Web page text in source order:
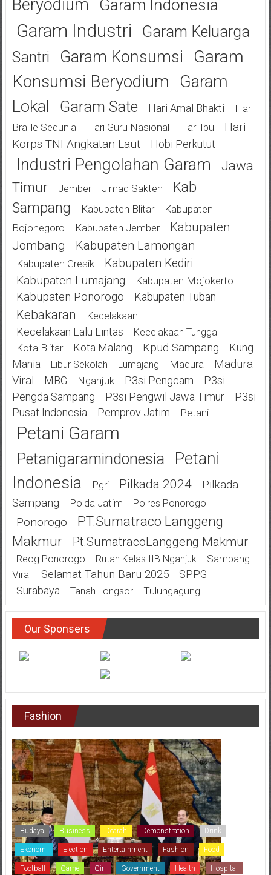
Beryodium Garam Indonesia
Garam Industri
Garam Keluarga
Santri
Garam Konsumsi
Garam
Konsumsi Beryodium
Garam
Lokal
Garam Sate Hari Amal Bhakti
Hari
Braille Sedunia
Hari Guru Nasional Hari Ibu
Hari
Korps TNI Angkatan Laut
Hobi Perkutut
Industri Pengolahan Garam
Jawa
Timur
Jember Jimad Sakteh
Kab
Sampang
Kabupaten Blitar
Kabupaten
Bojonegoro
Kabupaten Jember
Kabupaten
Jombang
Kabupaten Lamongan
Kabupaten Gresik
Kabupaten Kediri
Kabupaten Lumajang
Kabupaten Mojokerto
Kabupaten Ponorogo Kabupaten Tuban
Kebakaran Kecelakaan
Kecelakaan Lalu Lintas Kecelakaan Tunggal
Kota Blitar Kota Malang Kpud Sampang
Kung
Mania
Libur Sekolah Lumajang Madura
Madura
Viral
MBG Nganjuk P3si Pengcam
P3si
Pengda Sampang
P3si Pengwil Jawa Timur
P3si
Pusat Indonesia
Pemprov Jatim Petani
Petani Garam
Petanigaramindonesia
Petani
Indonesia
Pgri Pilkada 2024
Pilkada
Sampang
Polda Jatim Polres Ponorogo
Ponorogo
PT.Sumatraco Langgeng
Makmur
Pt.SumatracoLanggeng Makmur
Reog Ponorogo Rutan Kelas IIB Nganjuk
Sampang
Viral
Selamat Tahun Baru 2025
SPPG
Surabaya
Tanah Longsor Tulungagung
Our Sponsers
Fashion
Budaya Business Dearah Demonstration Drink
Ekonomi Election Entertainment Fashion Food
Football Game Girl Government Health Hospital